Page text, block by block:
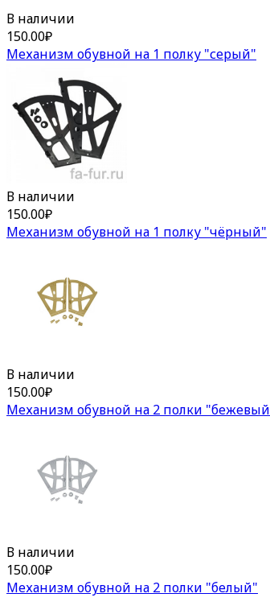
В наличии
150.00₽
Механизм обувной на 1 полку "серый"
В наличии
150.00₽
Механизм обувной на 1 полку "чёрный"
В наличии
150.00₽
Механизм обувной на 2 полки
В наличии
150.00₽
Механизм обувной на 2 полки "белый"